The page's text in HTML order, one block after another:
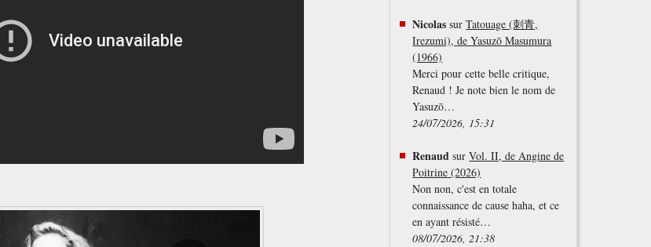
Nicolas surTatouage (刺青,
Irezumi), de Yasuzō Masumura
(1966)
Merci pour cette belle critique,
Renaud ! Je note bien le nom de
Yasuzō…
24/07/2026, 15:31
Renaud surVol. II, de Angine de
Poitrine (2026)
Non non, c'est en totale
connaissance de cause haha, et ce
en ayant résisté…
08/07/2026, 21:38